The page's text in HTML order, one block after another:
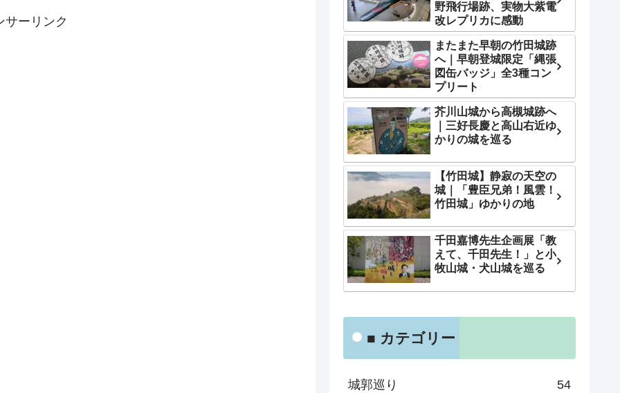
サーリンク
野飛行場跡、実物大紫電
改レプリカに感動
またまた早朝の竹田城跡
へ｜早朝登城限定「縄張
図缶バッジ」全3種コン
プリート
芥川山城から高槻城跡へ
｜三好長慶と高山右近ゆ
かりの城を巡る
【竹田城】静寂の天空の
城｜「豊臣兄弟！風雲！
竹田城」ゆかりの地
千田嘉博先生企画展「教
えて、千田先生！」と小
牧山城・犬山城を巡る
■ カテゴリー
城郭巡り 54